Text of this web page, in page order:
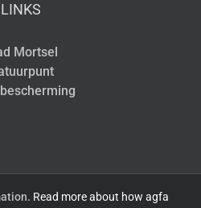
LINKS
Mortsel
Read more about how agfa